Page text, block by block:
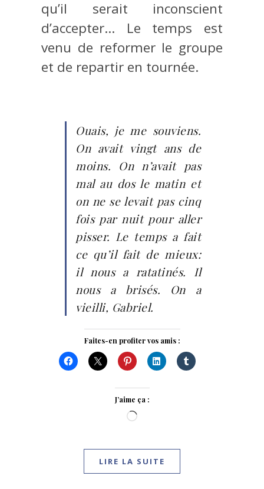
qu’il serait inconscient
d’accepter… Le temps est
venu de reformer le groupe
et de repartir en tournée.
Ouais, je me souviens.
On avait vingt ans de
moins. On n’avait pas
mal au dos le matin et
on ne se levait pas cinq
fois par nuit pour aller
pisser. Le temps a fait
ce qu’il fait de mieux:
il nous a ratatinés. Il
nous a brisés. On a
vieilli, Gabriel.
Faites-en profiter vos amis :
J’aime ça :
Chargement…
LIRE LA SUITE